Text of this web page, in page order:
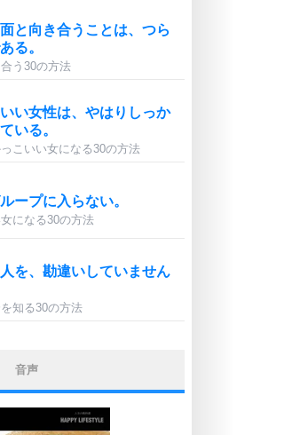
と向き合うことは、つら
る。
う30の方法
い女性は、やはりしっか
いる。
こいい女になる30の方法
ープに入らない。
になる30の方法
を、勘違いしていません
知る30の方法
ない。
と、他人を見ない。
い人になる30の方法
音声